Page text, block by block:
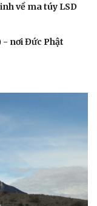
về ma túy LSD
- nơi Đức Phật